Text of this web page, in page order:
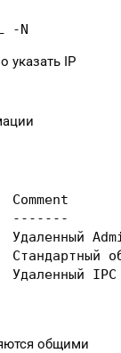
-N
указать IP
общими